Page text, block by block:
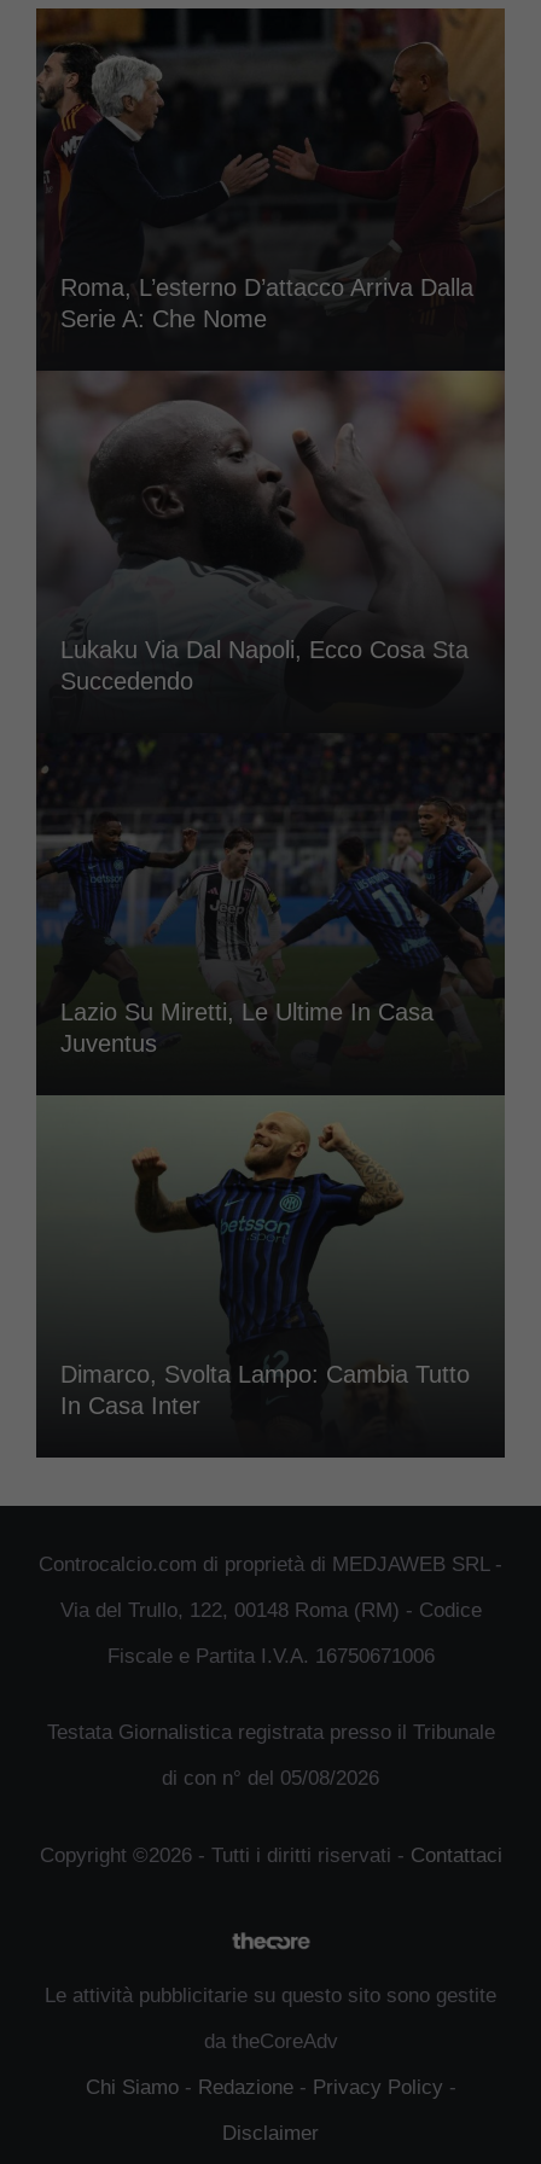
Roma, L’esterno D’attacco Arriva Dalla
Serie A: Che Nome
Lukaku Via Dal Napoli, Ecco Cosa Sta
Succedendo
Lazio Su Miretti, Le Ultime In Casa
Juventus
Dimarco, Svolta Lampo: Cambia Tutto
In Casa Inter
Controcalcio.com di proprietà di MEDJAWEB SRL -
Via del Trullo, 122, 00148 Roma (RM) - Codice
Fiscale e Partita I.V.A. 16750671006
Testata Giornalistica registrata presso il Tribunale
di con n° del 05/08/2026
Copyright ©2026 - Tutti i diritti riservati - Contattaci
Le attività pubblicitarie su questo sito sono gestite
da theCoreAdv
Chi Siamo- Redazione- Privacy Policy -
Disclaimer